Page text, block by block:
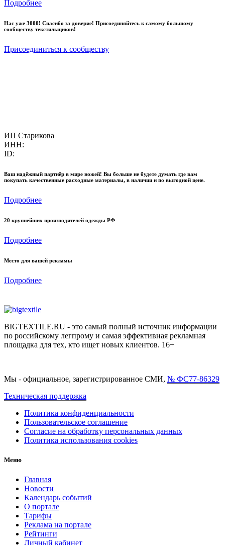
Подробнее
Нас уже 3000! Спасибо за доверие! Присоединяйтесь к самому большому
сообществу текстильщиков!
Присоединиться к сообществу
ИП Старикова
ИНН:
ID:
Ваш надёжный партнёр в мире ножей! Вы больше не будете думать где вам
покупать качественные расходные материалы, в наличии и по выгодной цене.
Подробнее
20 крупнейших производителей одежды РФ
Подробнее
Место для вашей рекламы
Подробнее
BIGTEXTILE.RU - это самый полный источник информации
по российскому легпрому и самая эффективная рекламная
площадка для тех, кто ищет новых клиентов. 16+
Мы - официальное, зарегистрированное СМИ, № ФС77-86329
Техническая поддержка
Политика конфиденциальности
Пользовательское соглашение
Согласие на обработку персональных данных
Политика использования cookies
Меню
Главная
Новости
Календарь событий
О портале
Тарифы
Реклама на портале
Рейтинги
Личный кабинет